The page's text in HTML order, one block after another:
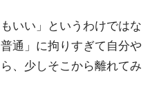
いい」というわけではな
通」に拘りすぎて自分や
、少しそこから離れてみ